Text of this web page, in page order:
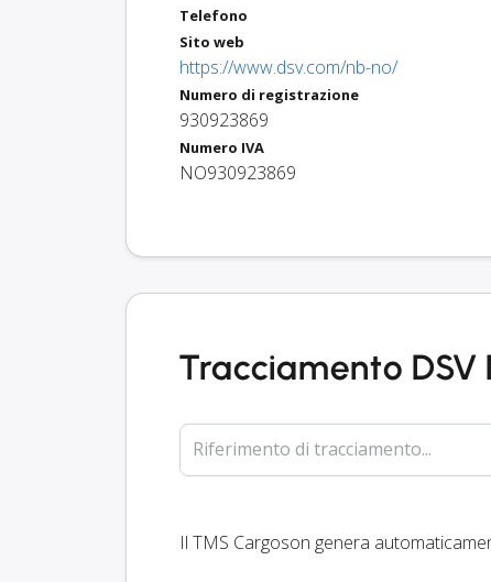
Telefono
Sito web
https://www.dsv.com/nb-no/
Numero di registrazione
930923869
Numero IVA
NO930923869
Tracciamento DSV
Riferimento di tracciamento...
Il TMS Cargoson genera